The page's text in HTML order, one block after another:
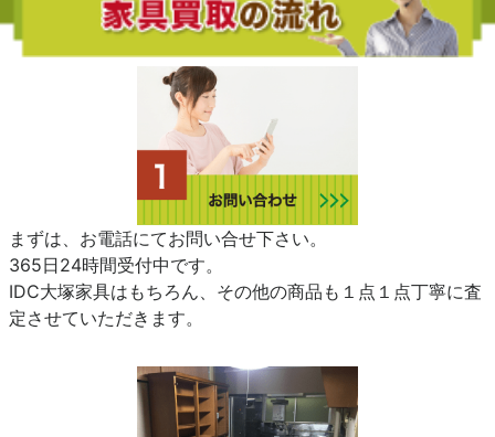
まずは、お電話にてお問い合せ下さい。
365日24時間受付中です。
IDC大塚家具はもちろん、その他の商品も１点１点丁寧に査
定させていただきます。